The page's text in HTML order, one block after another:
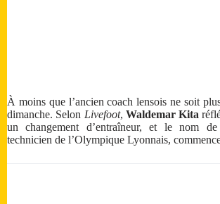
À moins que l’ancien coach lensois ne soit
dimanche. Selon Livefoot, Waldemar Kita
un changement d’entraîneur, et le nom
technicien de l’Olympique Lyonnais,